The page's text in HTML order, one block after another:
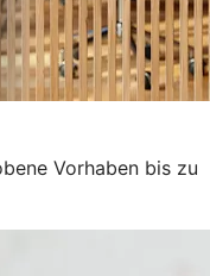
Vorhaben bis zu